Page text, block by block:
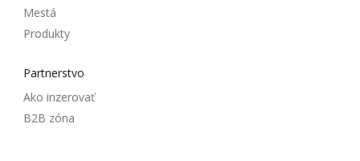
Mestá
Produkty
Partnerstvo
Ako inzerovať
B2B zóna